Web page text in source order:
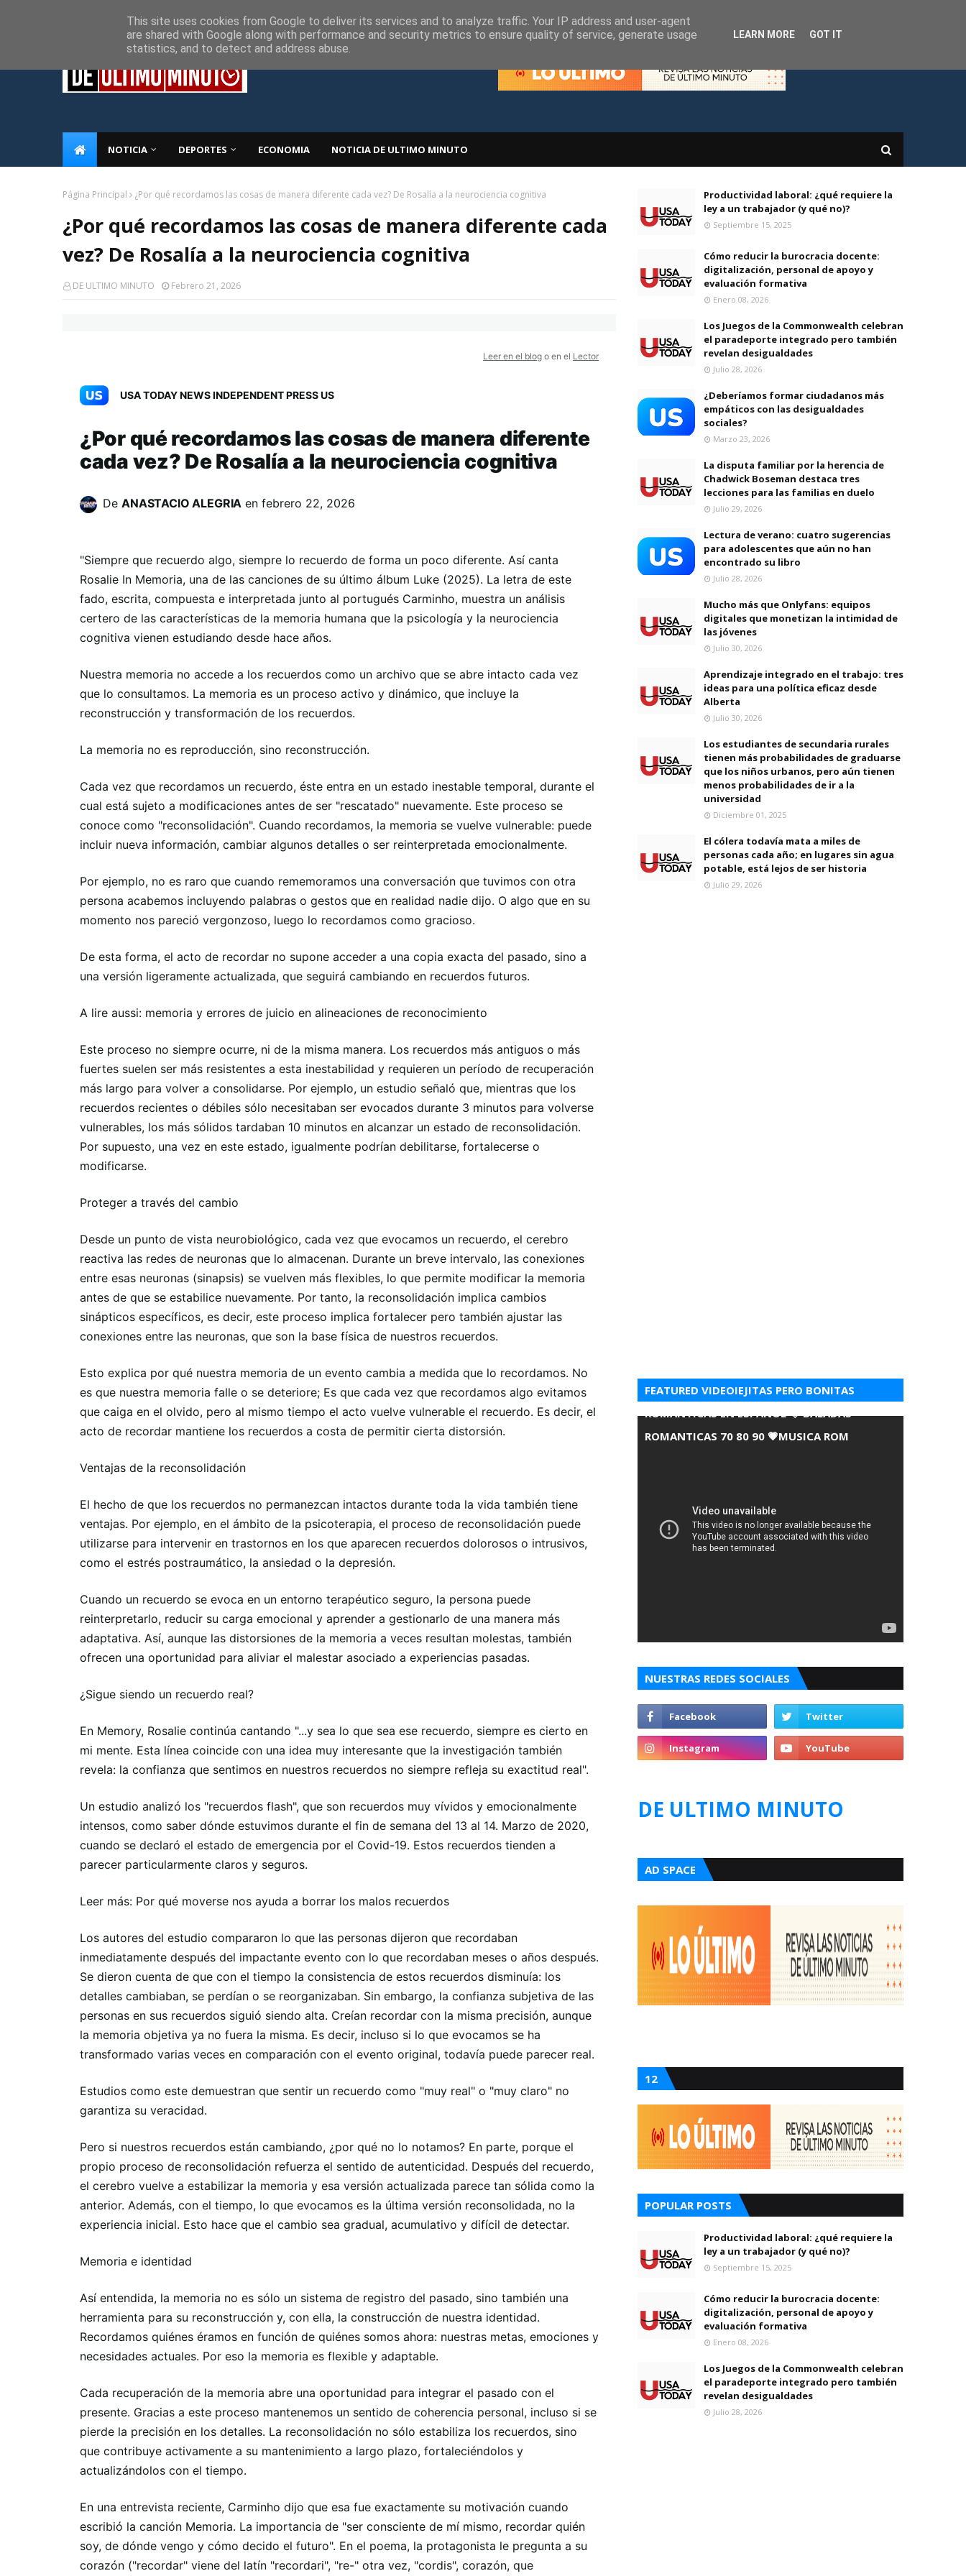
NOTICIA DEPORTES ECONOMIA NOTICIA DE ULTIMO MINUTO
Página Principal ¿Por qué recordamos las cosas de manera diferente cada vez? De Rosalía a la neurociencia cognitiva
¿Por qué recordamos las cosas de manera diferente cada
vez? De Rosalía a la neurociencia cognitiva
DE ULTIMO MINUTO Febrero 21, 2026
Leer en el blog o en el Lector
USA TODAY NEWS INDEPENDENT PRESS US
¿Por qué recordamos las cosas de manera diferente
cada vez? De Rosalía a la neurociencia cognitiva
De ANASTACIO ALEGRIA enfebrero 22, 2026
"Siempre que recuerdo algo, siempre lo recuerdo de forma un poco diferente. Así canta
Rosalie In Memoria, una de las canciones de su último álbum Luke (2025). La letra de este
fado, escrita, compuesta e interpretada junto al portugués Carminho, muestra un análisis
certero de las características de la memoria humana que la psicología y la neurociencia
cognitiva vienen estudiando desde hace años.
Nuestra memoria no accede a los recuerdos como un archivo que se abre intacto cada vez
que lo consultamos. La memoria es un proceso activo y dinámico, que incluye la
reconstrucción y transformación de los recuerdos.
La memoria no es reproducción, sino reconstrucción.
Cada vez que recordamos un recuerdo, éste entra en un estado inestable temporal, durante el
cual está sujeto a modificaciones antes de ser "rescatado" nuevamente. Este proceso se
conoce como "reconsolidación". Cuando recordamos, la memoria se vuelve vulnerable: puede
incluir nueva información, cambiar algunos detalles o ser reinterpretada emocionalmente.
Por ejemplo, no es raro que cuando rememoramos una conversación que tuvimos con otra
persona acabemos incluyendo palabras o gestos que en realidad nadie dijo. O algo que en su
momento nos pareció vergonzoso, luego lo recordamos como gracioso.
De esta forma, el acto de recordar no supone acceder a una copia exacta del pasado, sino a
una versión ligeramente actualizada, que seguirá cambiando en recuerdos futuros.
A lire aussi: memoria y errores de juicio en alineaciones de reconocimiento
Este proceso no siempre ocurre, ni de la misma manera. Los recuerdos más antiguos o más
fuertes suelen ser más resistentes a esta inestabilidad y requieren un período de recuperación
más largo para volver a consolidarse. Por ejemplo, un estudio señaló que, mientras que los
recuerdos recientes o débiles sólo necesitaban ser evocados durante 3 minutos para volverse
vulnerables, los más sólidos tardaban 10 minutos en alcanzar un estado de reconsolidación.
Por supuesto, una vez en este estado, igualmente podrían debilitarse, fortalecerse o
modificarse.
Proteger a través del cambio
Desde un punto de vista neurobiológico, cada vez que evocamos un recuerdo, el cerebro
reactiva las redes de neuronas que lo almacenan. Durante un breve intervalo, las conexiones
entre esas neuronas (sinapsis) se vuelven más flexibles, lo que permite modificar la memoria
antes de que se estabilice nuevamente. Por tanto, la reconsolidación implica cambios
sinápticos específicos, es decir, este proceso implica fortalecer pero también ajustar las
conexiones entre las neuronas, que son la base física de nuestros recuerdos.
Esto explica por qué nuestra memoria de un evento cambia a medida que lo recordamos. No
es que nuestra memoria falle o se deteriore; Es que cada vez que recordamos algo evitamos
que caiga en el olvido, pero al mismo tiempo el acto vuelve vulnerable el recuerdo. Es decir, el
acto de recordar mantiene los recuerdos a costa de permitir cierta distorsión.
Ventajas de la reconsolidación
El hecho de que los recuerdos no permanezcan intactos durante toda la vida también tiene
ventajas. Por ejemplo, en el ámbito de la psicoterapia, el proceso de reconsolidación puede
utilizarse para intervenir en trastornos en los que aparecen recuerdos dolorosos o intrusivos,
como el estrés postraumático, la ansiedad o la depresión.
Cuando un recuerdo se evoca en un entorno terapéutico seguro, la persona puede
reinterpretarlo, reducir su carga emocional y aprender a gestionarlo de una manera más
adaptativa. Así, aunque las distorsiones de la memoria a veces resultan molestas, también
ofrecen una oportunidad para aliviar el malestar asociado a experiencias pasadas.
¿Sigue siendo un recuerdo real?
En Memory, Rosalie continúa cantando "...y sea lo que sea ese recuerdo, siempre es cierto en
mi mente. Esta línea coincide con una idea muy interesante que la investigación también
revela: la confianza que sentimos en nuestros recuerdos no siempre refleja su exactitud real".
Un estudio analizó los "recuerdos flash", que son recuerdos muy vívidos y emocionalmente
intensos, como saber dónde estuvimos durante el fin de semana del 13 al 14. Marzo de 2020,
cuando se declaró el estado de emergencia por el Covid-19. Estos recuerdos tienden a
parecer particularmente claros y seguros.
Leer más: Por qué moverse nos ayuda a borrar los malos recuerdos
Los autores del estudio compararon lo que las personas dijeron que recordaban
inmediatamente después del impactante evento con lo que recordaban meses o años después.
Se dieron cuenta de que con el tiempo la consistencia de estos recuerdos disminuía: los
detalles cambiaban, se perdían o se reorganizaban. Sin embargo, la confianza subjetiva de las
personas en sus recuerdos siguió siendo alta. Creían recordar con la misma precisión, aunque
la memoria objetiva ya no fuera la misma. Es decir, incluso si lo que evocamos se ha
transformado varias veces en comparación con el evento original, todavía puede parecer real.
Estudios como este demuestran que sentir un recuerdo como "muy real" o "muy claro" no
garantiza su veracidad.
Pero si nuestros recuerdos están cambiando, ¿por qué no lo notamos? En parte, porque el
propio proceso de reconsolidación refuerza el sentido de autenticidad. Después del recuerdo,
el cerebro vuelve a estabilizar la memoria y esa versión actualizada parece tan sólida como la
anterior. Además, con el tiempo, lo que evocamos es la última versión reconsolidada, no la
experiencia inicial. Esto hace que el cambio sea gradual, acumulativo y difícil de detectar.
Memoria e identidad
Así entendida, la memoria no es sólo un sistema de registro del pasado, sino también una
herramienta para su reconstrucción y, con ella, la construcción de nuestra identidad.
Recordamos quiénes éramos en función de quiénes somos ahora: nuestras metas, emociones y
necesidades actuales. Por eso la memoria es flexible y adaptable.
Cada recuperación de la memoria abre una oportunidad para integrar el pasado con el
presente. Gracias a este proceso mantenemos un sentido de coherencia personal, incluso si se
pierde la precisión en los detalles. La reconsolidación no sólo estabiliza los recuerdos, sino
que contribuye activamente a su mantenimiento a largo plazo, fortaleciéndolos y
actualizándolos con el tiempo.
En una entrevista reciente, Carminho dijo que esa fue exactamente su motivación cuando
escribió la canción Memoria. La importancia de "ser consciente de mí mismo, recordar quién
soy, de dónde vengo y cómo decido el futuro". En el poema, la protagonista le pregunta a su
corazón ("recordar" viene del latín "recordari", "re-" otra vez, "cordis", corazón, que
Productividad laboral: ¿qué requiere la
ley a un trabajador (y qué no)?
Septiembre 15, 2025
Cómo reducir la burocracia docente:
digitalización, personal de apoyo y
evaluación formativa
Enero 08, 2026
Los Juegos de la Commonwealth celebran
el paradeporte integrado pero también
revelan desigualdades
Julio 28, 2026
¿Deberíamos formar ciudadanos más
empáticos con las desigualdades
sociales?
Marzo 23, 2026
La disputa familiar por la herencia de
Chadwick Boseman destaca tres
lecciones para las familias en duelo
Julio 29, 2026
Lectura de verano: cuatro sugerencias
para adolescentes que aún no han
encontrado su libro
Julio 28, 2026
Mucho más que Onlyfans: equipos
digitales que monetizan la intimidad de
las jóvenes
Julio 30, 2026
Aprendizaje integrado en el trabajo: tres
ideas para una política eficaz desde
Alberta
Julio 30, 2026
Los estudiantes de secundaria rurales
tienen más probabilidades de graduarse
que los niños urbanos, pero aún tienen
menos probabilidades de ir a la
universidad
Diciembre 01, 2025
El cólera todavía mata a miles de
personas cada año; en lugares sin agua
potable, está lejos de ser historia
Julio 29, 2026
FEATURED VIDEOIEJITAS PERO BONITAS
ROMANTICAS EN ESPANOL 💘 BALADAS
ROMANTICAS 70 80 90 💗MUSICA ROM
NUESTRAS REDES SOCIALES
DE ULTIMO MINUTO
AD SPACE
12
POPULAR POSTS
Productividad laboral: ¿qué requiere la
ley a un trabajador (y qué no)?
Septiembre 15, 2025
Cómo reducir la burocracia docente:
digitalización, personal de apoyo y
evaluación formativa
Enero 08, 2026
Los Juegos de la Commonwealth celebran
el paradeporte integrado pero también
revelan desigualdades
Julio 28, 2026
This site uses cookies from Google to deliver its services and to analyze traffic. Your IP address and user-agent
are shared with Google along with performance and security metrics to ensure quality of service, generate usage
statistics, and to detect and address abuse.
LEARN MORE GOT IT